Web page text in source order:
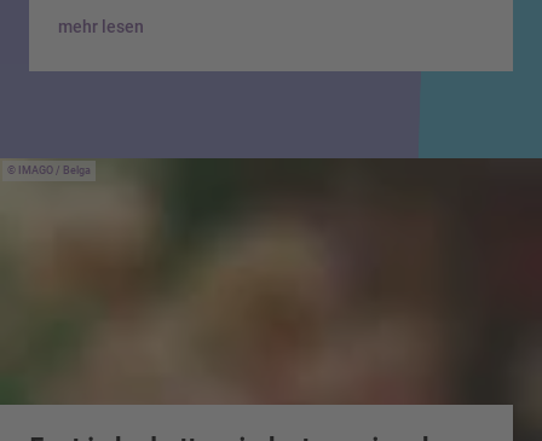
mehr lesen
IMAGO / Belga